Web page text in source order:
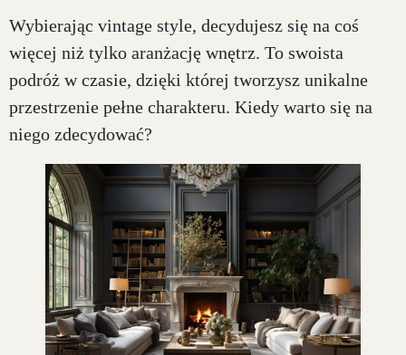
Wybierając vintage style, decydujesz się na coś
więcej niż tylko aranżację wnętrz. To swoista
podróż w czasie, dzięki której tworzysz unikalne
przestrzenie pełne charakteru. Kiedy warto się na
niego zdecydować?